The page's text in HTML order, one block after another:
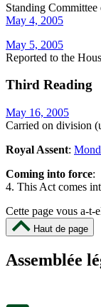
Standing
May 4, 2005
May 5, 2005
Reported to the
Third Reading
May 16, 2005
Carried on division
Royal Assent:
Coming into force:
4. This Act comes
Cette page vous a-t-
Haut de page
Assemblée